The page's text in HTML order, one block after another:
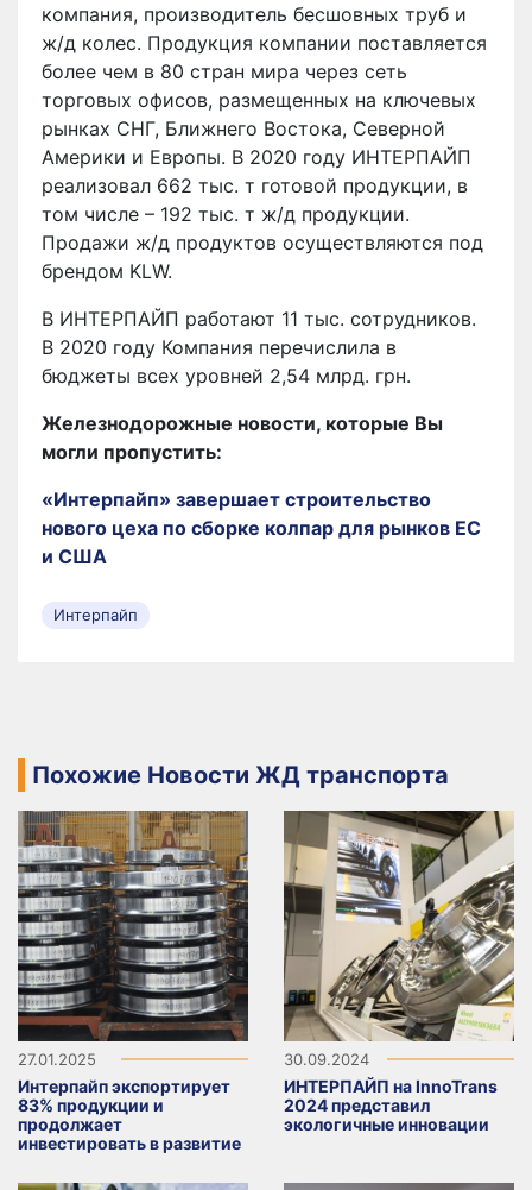
компания, производитель бесшовных труб и
ж/д колес. Продукция компании поставляется
более чем в 80 стран мира через сеть
торговых офисов, размещенных на ключевых
рынках СНГ, Ближнего Востока, Северной
Америки и Европы. В 2020 году ИНТЕРПАЙП
реализовал 662 тыс. т готовой продукции, в
том числе – 192 тыс. т ж/д продукции.
Продажи ж/д продуктов осуществляются под
брендом KLW.
В ИНТЕРПАЙП работают 11 тыс. сотрудников.
В 2020 году Компания перечислила в
бюджеты всех уровней 2,54 млрд. грн.
Железнодорожные новости, которые Вы
могли пропустить:
«Интерпайп» завершает строительство
нового цеха по сборке колпар для рынков ЕС
и США
Интерпайп
Похожие Новости ЖД транспорта
27.01.2025
Интерпайп экспортирует
83% продукции и
продолжает
инвестировать в развитие
30.09.2024
ИНТЕРПАЙП на InnoTrans
2024 представил
экологичные инновации